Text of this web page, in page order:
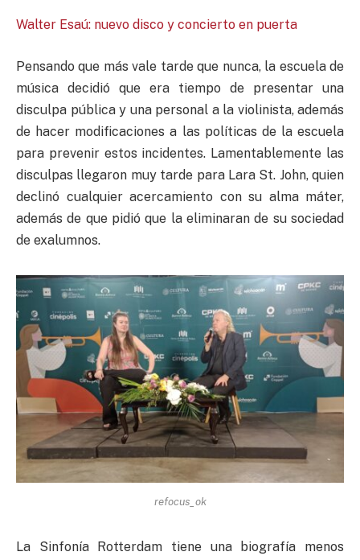
Walter Esaú: nuevo disco y concierto en puerta
Pensando que más vale tarde que nunca, la escuela de
música decidió que era tiempo de presentar una
disculpa pública y una personal a la violinista, además
de hacer modificaciones a las políticas de la escuela
para prevenir estos incidentes. Lamentablemente las
disculpas llegaron muy tarde para Lara St. John, quien
declinó cualquier acercamiento con su alma máter,
además de que pidió que la eliminaran de su sociedad
de exalumnos.
refocus_ok
La Sinfonía Rotterdam tiene una biografía menos